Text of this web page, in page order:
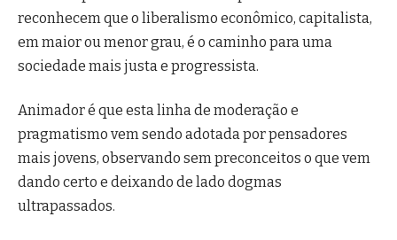
reconhecem que o liberalismo econômico, capitalista,
em maior ou menor grau, é o caminho para uma
sociedade mais justa e progressista.
Animador é que esta linha de moderação e
pragmatismo vem sendo adotada por pensadores
mais jovens, observando sem preconceitos o que vem
dando certo e deixando de lado dogmas
ultrapassados.